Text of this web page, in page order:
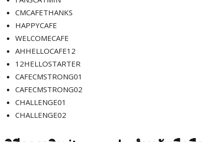
CMCAFETHANKS
HAPPYCAFE
WELCOMECAFE
AHHELLOCAFE12
12HELLOSTARTER
CAFECMSTRONG01
CAFECMSTRONG02
CHALLENGE01
CHALLENGE02